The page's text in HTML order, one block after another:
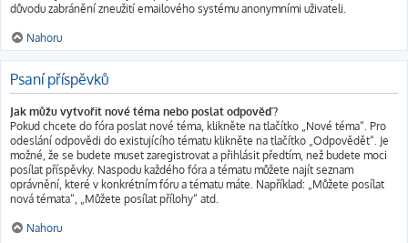
důvodu zabránění zneužití emailového systému anonymními uživateli.
Nahoru
Psaní příspěvků
Jak můžu vytvořit nové téma nebo poslat odpověď?
Pokud chcete do fóra poslat nové téma, klikněte na tlačítko „Nové téma“. Pro
odeslání odpovědi do existujícího tématu klikněte na tlačítko „Odpovědět“. Je
možné, že se budete muset zaregistrovat a přihlásit předtím, než budete moci
posílat příspěvky. Naspodu každého fóra a tématu můžete najít seznam
oprávnění, které v konkrétním fóru a tématu máte. Například: „Můžete posílat
nová témata“, „Můžete posílat přílohy“ atd.
Nahoru